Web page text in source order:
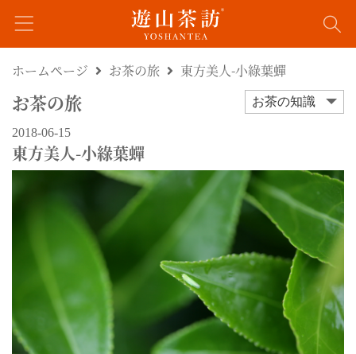
ホームページ お茶の旅 東方美人-小綠葉蟬
お茶の旅 お茶の知識
2018-06-15
東方美人-小綠葉蟬